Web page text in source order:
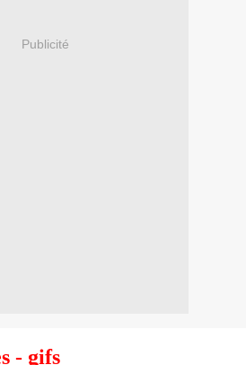
Publicité
- gifs